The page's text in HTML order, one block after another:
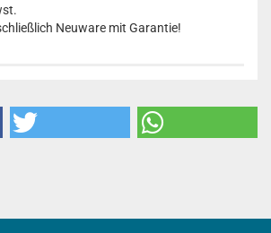
Neuware mit Garantie!